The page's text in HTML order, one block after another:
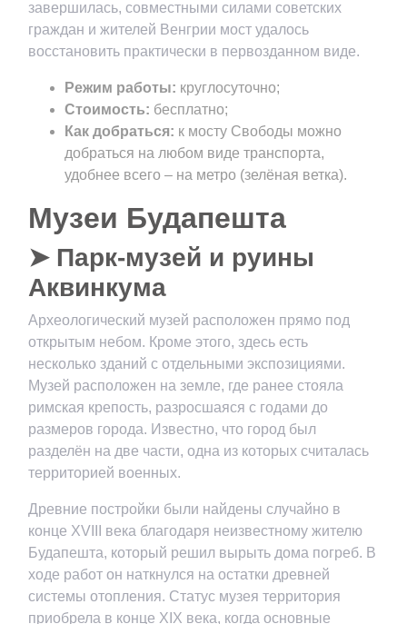
завершилась, совместными силами советских
граждан и жителей Венгрии мост удалось
восстановить практически в первозданном виде.
Режим работы: круглосуточно;
Стоимость: бесплатно;
Как добраться: к мосту Свободы можно
добраться на любом виде транспорта,
удобнее всего – на метро (зелёная ветка).
Музеи Будапешта
➤ Парк-музей и руины
Аквинкума
Археологический музей расположен прямо под
открытым небом. Кроме этого, здесь есть
несколько зданий с отдельными экспозициями.
Музей расположен на земле, где ранее стояла
римская крепость, разросшаяся с годами до
размеров города. Известно, что город был
разделён на две части, одна из которых считалась
территорией военных.
Древние постройки были найдены случайно в
конце XVIII века благодаря неизвестному жителю
Будапешта, который решил вырыть дома погреб. В
ходе работ он наткнулся на остатки древней
системы отопления. Статус музея территория
приобрела в конце XIX века, когда основные